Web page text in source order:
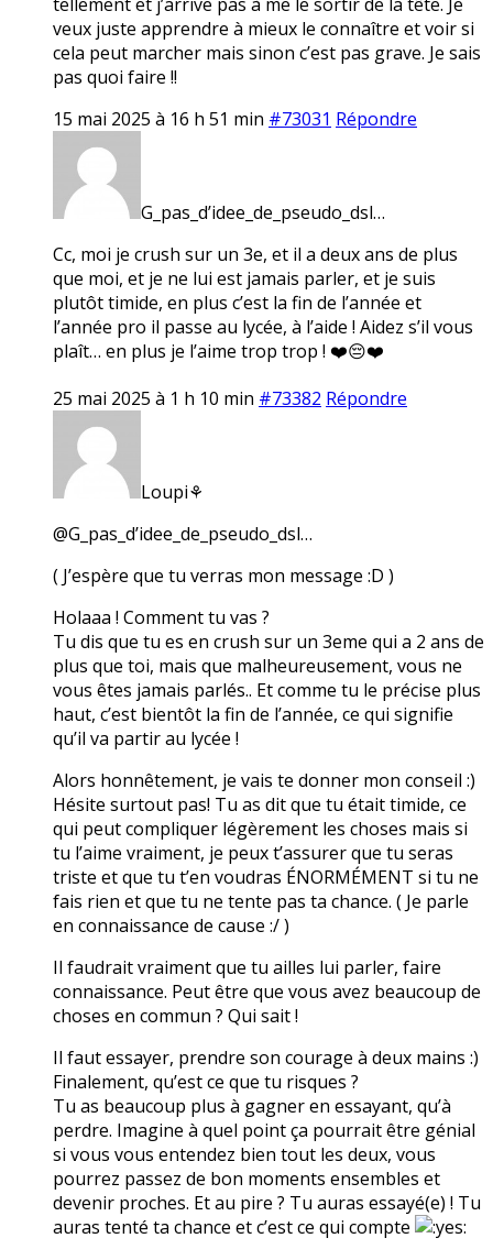
veux juste apprendre à mieux le connaître et voir si
cela peut marcher mais sinon c’est pas grave. Je sais
pas quoi faire !!
15 mai 2025 à 16 h 51 min #73031 Répondre
G_pas_d’idee_de_pseudo_dsl…
Cc, moi je crush sur un 3e, et il a deux ans de plus
que moi, et je ne lui est jamais parler, et je suis
plutôt timide, en plus c’est la fin de l’année et
l’année pro il passe au lycée, à l’aide ! Aidez s’il vous
plaît… en plus je l’aime trop trop ! ❤️😔❤️
25 mai 2025 à 1 h 10 min #73382 Répondre
Loupi⚘️
@G_pas_d’idee_de_pseudo_dsl…
( J’espère que tu verras mon message :D )
Holaaa ! Comment tu vas ?
Tu dis que tu es en crush sur un 3eme qui a 2 ans de
plus que toi, mais que malheureusement, vous ne
vous êtes jamais parlés.. Et comme tu le précise plus
haut, c’est bientôt la fin de l’année, ce qui signifie
qu’il va partir au lycée !
Alors honnêtement, je vais te donner mon conseil :)
Hésite surtout pas! Tu as dit que tu était timide, ce
qui peut compliquer légèrement les choses mais si
tu l’aime vraiment, je peux t’assurer que tu seras
triste et que tu t’en voudras ÉNORMÉMENT si tu ne
fais rien et que tu ne tente pas ta chance. ( Je parle
en connaissance de cause :/ )
Il faudrait vraiment que tu ailles lui parler, faire
connaissance. Peut être que vous avez beaucoup de
choses en commun ? Qui sait !
Il faut essayer, prendre son courage à deux mains :)
Finalement, qu’est ce que tu risques ?
Tu as beaucoup plus à gagner en essayant, qu’à
perdre. Imagine à quel point ça pourrait être génial
si vous vous entendez bien tout les deux, vous
pourrez passez de bon moments ensembles et
devenir proches. Et au pire ? Tu auras essayé(e) ! Tu
auras tenté ta chance et c’est ce qui compte